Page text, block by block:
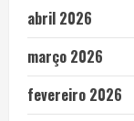
abril 2026
março 2026
fevereiro 2026